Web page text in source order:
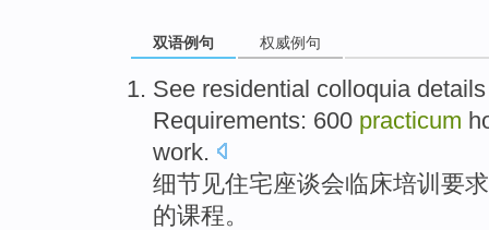
双语例句 权威例句
See residential colloquia details
Requirements: 600 practicum
work.
细节 见住宅座谈会临床培训 要求
的课程。